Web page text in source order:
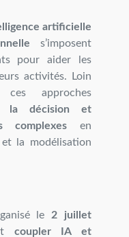
artificielle
s’imposent
pour aider les
activités. Loin
ces approches
la décision et
complexes en
et la modélisation
le 2 juillet
coupler IA et